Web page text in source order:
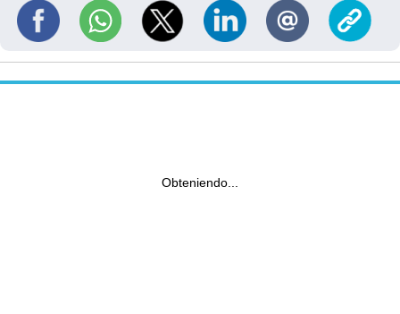
Obteniendo...